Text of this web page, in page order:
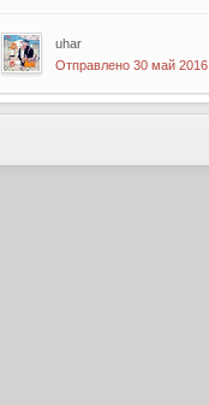
uhar
Отправлено 30 май 2016